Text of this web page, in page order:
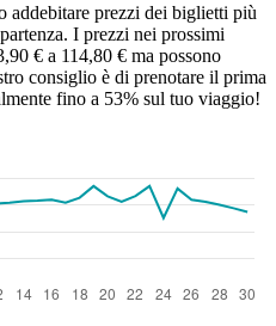
addebitare prezzi dei biglietti più
I prezzi nei prossimi
€ a 114,80 € ma possono
consiglio è di prenotare il prima
fino a 53% sul tuo viaggio!